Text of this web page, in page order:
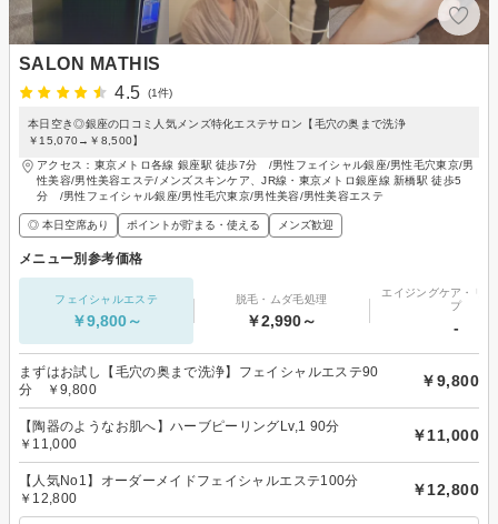
SALON MATHIS
4.5
(1件)
本日空き◎銀座の口コミ人気メンズ特化エステサロン【毛穴の奥まで洗浄
￥15,070→￥8,500】
アクセス：東京メトロ各線 銀座駅 徒歩7分 /男性フェイシャル銀座/男性毛穴東京/男
性美容/男性美容エステ/メンズスキンケア、JR線・東京メトロ銀座線 新橋駅 徒歩5
分 /男性フェイシャル銀座/男性毛穴東京/男性美容/男性美容エステ
◎ 本日空席あり ポイントが貯まる・使える メンズ歓迎
メニュー別参考価格
フェイシャルエステ
￥9,800～
脱毛・ムダ毛処理
￥2,990～
エイジングケア・リ
プ
-
まずはお試し【毛穴の奥まで洗浄】フェイシャルエステ90
分 ￥9,800
￥9,800
【陶器のようなお肌へ】ハーブピーリングLv,1 90分
￥11,000
￥11,000
【人気No1】オーダーメイドフェイシャルエステ100分
￥12,800
￥12,800